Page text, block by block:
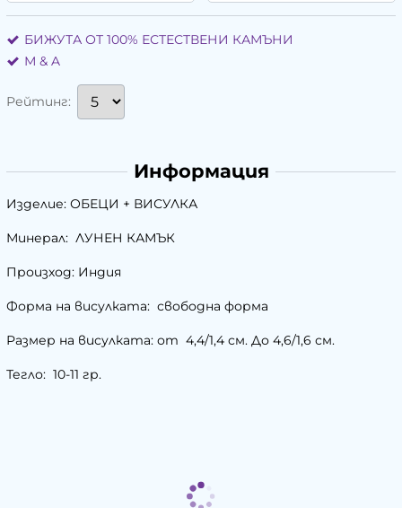
БИЖУТА ОТ 100% ЕСТЕСТВЕНИ КАМЪНИ
М & A
Рейтинг:
Информация
Изделие: ОБЕЦИ + ВИСУЛКА
Минерал: ЛУНЕН КАМЪК
Произход: Индия
Форма на висулката: свободна форма
Размер на висулката: от 4,4/1,4 см. До 4,6/1,6 см.
Тегло: 10-11 гр.